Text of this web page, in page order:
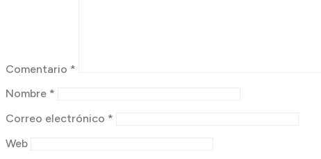
Comentario *
Nombre *
Correo electrónico *
Web